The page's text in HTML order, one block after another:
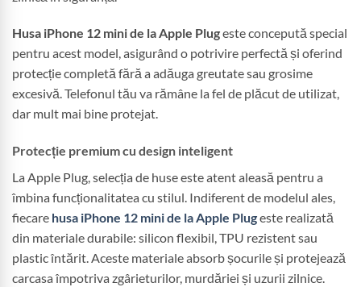
Husa iPhone 12 mini de la Apple Plugeste concepută special
pentru acest model, asigurând o potrivire perfectă și oferind
protecție completă fără a adăuga greutate sau grosime
excesivă. Telefonul tău va rămâne la fel de plăcut de utilizat,
dar mult mai bine protejat.
Protecție premium cu design inteligent
La Apple Plug, selecția de huse este atent aleasă pentru a
îmbina funcționalitatea cu stilul. Indiferent de modelul ales,
fiecare husa iPhone 12 mini de la Apple Plugeste realizată
din materiale durabile: silicon flexibil, TPU rezistent sau
plastic întărit. Aceste materiale absorb șocurile și protejează
carcasa împotriva zgârieturilor, murdăriei și uzurii zilnice.